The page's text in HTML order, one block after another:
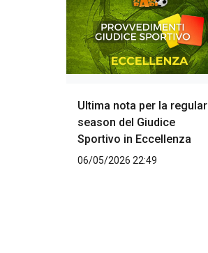
Ultima nota per la regular
season del Giudice
Sportivo in Eccellenza
06/05/2026 22:49